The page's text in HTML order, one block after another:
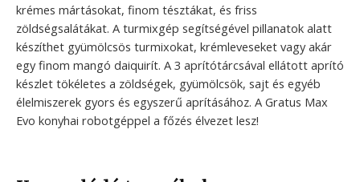
krémes mártásokat, finom tésztákat, és friss
zöldségsalátákat. A turmixgép segítségével pillanatok alatt
készíthet gyümölcsös turmixokat, krémleveseket vagy akár
egy finom mangó daiquirít. A 3 aprítótárcsával ellátott aprító
készlet tökéletes a zöldségek, gyümölcsök, sajt és egyéb
élelmiszerek gyors és egyszerű aprításához. A Gratus Max
Evo konyhai robotgéppel a főzés élvezet lesz!